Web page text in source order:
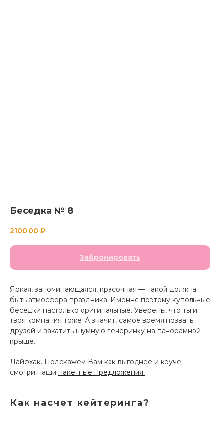
Беседка № 8
2100,00 ₽
Забронировать
Яркая, запоминающаяся, красочная — такой должна
быть атмосфера праздника. Именно поэтому купольные
беседки настолько оригинальные. Уверены, что ты и
твоя компания тоже. А значит, самое время позвать
друзей и закатить шумную вечеринку на панорамной
крыше.
Лайфхак. Подскажем Вам как выгоднее и круче -
смотри наши пакетные предложения.
Как насчет кейтеринга?